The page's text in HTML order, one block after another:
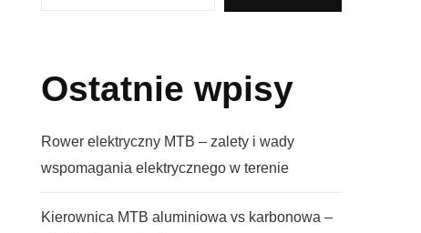
Ostatnie wpisy
Rower elektryczny MTB – zalety i wady
wspomagania elektrycznego w terenie
Kierownica MTB aluminiowa vs karbonowa –